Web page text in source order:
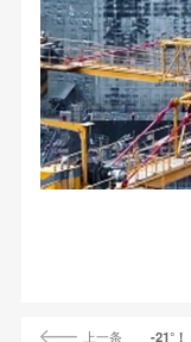
上一条 -21°